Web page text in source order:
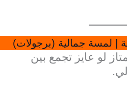
| لمسة جمالية (برجولات)
لو عايز تجمع بين